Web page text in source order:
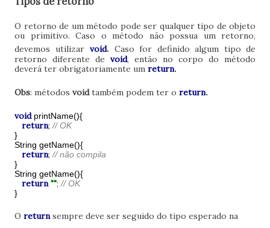
O retorno de um método pode ser qualquer tipo de objeto
ou primitivo. Caso o método não possua um retorno,
devemos utilizar void. Caso for definido algum tipo de
retorno diferente de void, então no corpo do método
deverá ter obrigatoriamente um return.
Obs: métodos voidtambém podem ter o return.
void printName(){
return;// OK
}
String getName(){
return;// não compila
}
String getName(){
return"";// OK
}
O returnsempre deve ser seguido do tipo esperado na